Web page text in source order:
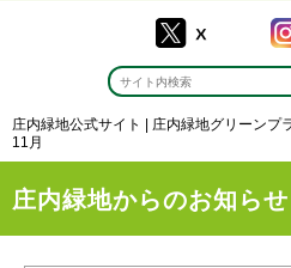
庄内緑地公式サイト | 庄内緑地グリーンプ
11月
庄内緑地からのお知らせ